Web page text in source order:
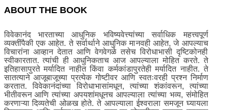
ABOUT THE BOOK
विवेकानंद भारताच्या आधुनिक भविष्यवेत्त्यांच्या सर्वाधिक महत्त्वपूर्ण
व्यक्तींपैकी एक आहेत. ते सर्वार्थाने आधुनिक मानवही आहेत, जे आपल्याच
विचारांना आव्हान देतात आणि वेगवेगळे तसेच विरोधाभासी दृष्टिकोनही
स्वीकारतात. त्यांची ही आधुनिकताच आज आपल्याला मोहित करते. ते
इतिहासापुरते मर्यादित नाहीत किंवा कर्मकांडापुरतेही मर्यादित नाहीत. ते
सातत्याने आजूबाजूच्या प्रत्येक गोष्टीवर आणि स्वतःवरही प्रश्न निर्माण
करतात. विवेकानंदांच्या विरोधाभासांमधून, त्यांच्या शंकांवरून, त्यांच्या
भीतीवरून आणि त्यांच्या अपयशांमधूनच आपल्याला त्यांच्या भव्य, संमोहित
करणाऱ्या दिव्यतेची ओळख होते. ते आपल्याला ईश्वराला समजून घ्यायला